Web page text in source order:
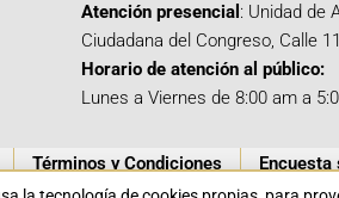
Atención presencial : Unidad de
Ciudadana del Congreso, Calle
Horario de atención al público:
Lunes a Viernes de 8:00 am a
Términos y Condiciones